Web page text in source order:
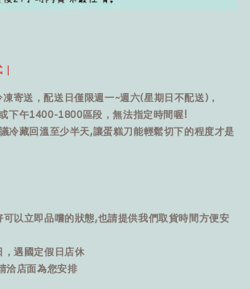
寄送，配送日僅限週一~週六(星期日不配送)，
下午1400-1800區段，無法指定時間喔!
冷藏回溫至少半天,讓蛋糕刀能輕鬆切下的程度才是
以立即品嚐的狀態,也請提供我們取貨時間方便安
遇國定假日店休
洽店面為您安排